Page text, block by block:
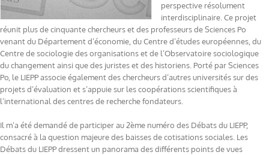
perspective résolument
interdisciplinaire. Ce projet
réunit plus de cinquante chercheurs et des professeurs de Sciences Po
venant du Département d’économie, du Centre d’études européennes, du
Centre de sociologie des organisations et de l’Observatoire sociologique
du changement ainsi que des juristes et des historiens. Porté par Sciences
Po, le LIEPP associe également des chercheurs d’autres universités sur des
projets d’évaluation et s’appuie sur les coopérations scientifiques à
l’international des centres de recherche fondateurs.
Il m’a été demandé de participer au 2ème numéro des Débats du LIEPP,
consacré à la question majeure des baisses de cotisations sociales. Les
Débats du LIEPP dresse​nt un panorama des différents points de vues​